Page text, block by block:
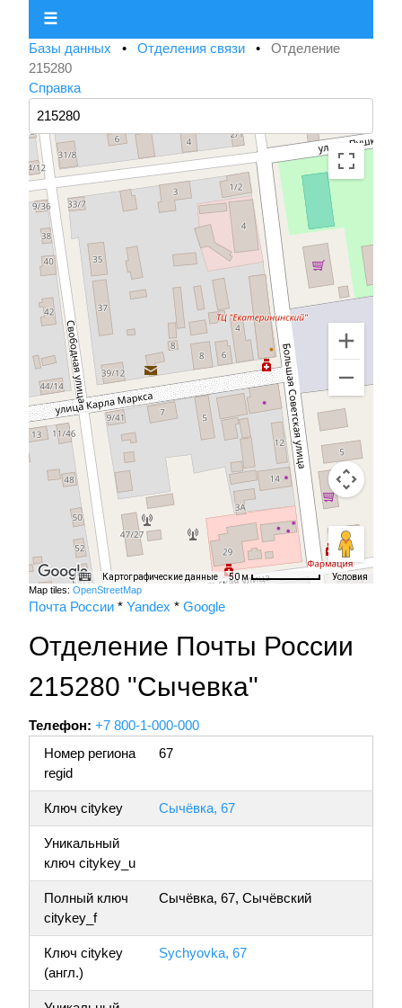
☰
Базы данных • Отделения связи • Отделение
215280
Справка
Картографические данные 50 м Условия
Map tiles: OpenStreetMap
Почта России * Yandex * Google
Отделение Почты России
215280 "Сычевка"
Телефон: +7 800-1-000-000
Номер региона
regid
67
Ключ citykey Сычёвка, 67
Уникальный
ключ citykey_u
Полный ключ
citykey_f
Сычёвка, 67, Сычёвский
Ключ citykey
(англ.)
Sychyovka, 67